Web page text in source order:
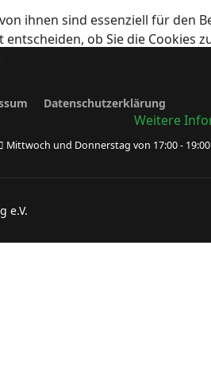
Datenschutzerklärung
Mittwoch und Donnerstag von 17:00 -
e.V.
ihnen sind essenziell für
ob Sie die
Weitere